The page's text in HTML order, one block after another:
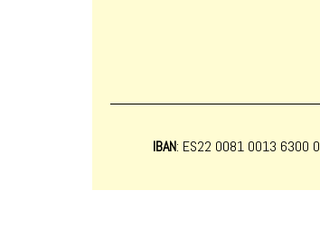
IBAN: ES22 0081 0013 6300